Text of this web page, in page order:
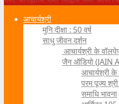
आचार्यश्री
मुनि दीक्षा : 50 वर्ष
साधु जीवन दर्शन
आचार्यश्री के
जैन ऑडियो (JAIN
आचार्यश्री के
परम पूज्य
समाधि भावना